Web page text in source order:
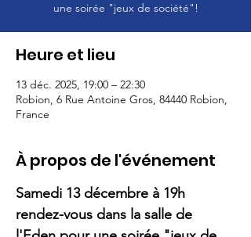
une soirée "jeux de société"!
Heure et lieu
13 déc. 2025, 19:00 – 22:30
Robion, 6 Rue Antoine Gros, 84440 Robion,
France
À propos de l'événement
Samedi 13 décembre à 19h
rendez-vous dans la salle de